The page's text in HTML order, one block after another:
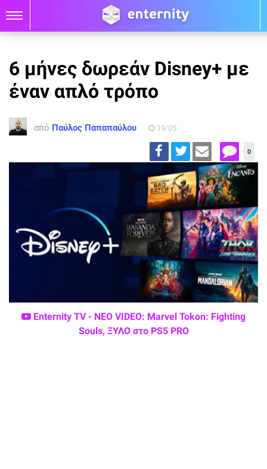
6 μήνες δωρεάν Disney+ με
έναν απλό τρόπο
από Παύλος Παπαπαύλου 19/05
0
Enternity TV - ΝΕΟ VIDEO: Marvel Tokon: Fighting
Souls, ΞΥΛΟ στο PS5 PRO